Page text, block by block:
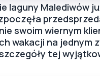
laguny Malediwów
swoim wiernym
wakacji na jednym
tej